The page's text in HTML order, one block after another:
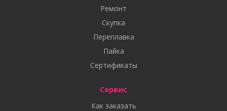
Ремонт
Скупка
Переплавка
Пайка
Сертификаты
Сервис
Как заказать